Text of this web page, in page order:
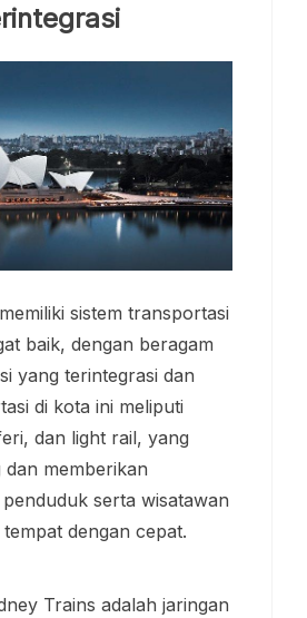
sistem transportasi
baik, dengan beragam
yang terintegrasi dan
di kota ini meliputi
dan light rail, yang
memberikan
serta wisatawan
dengan cepat.
Trains adalah jaringan